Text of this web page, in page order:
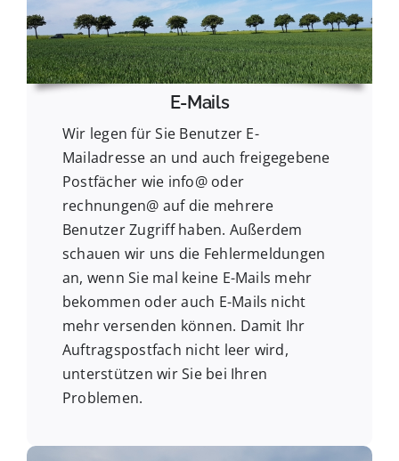
E-Mails
Wir legen für Sie Benutzer E-
Mailadresse an und auch freigegebene
Postfächer wie info@ oder
rechnungen@ auf die mehrere
Benutzer Zugriff haben. Außerdem
schauen wir uns die Fehlermeldungen
an, wenn Sie mal keine E-Mails mehr
bekommen oder auch E-Mails nicht
mehr versenden können. Damit Ihr
Auftragspostfach nicht leer wird,
unterstützen wir Sie bei Ihren
Problemen.